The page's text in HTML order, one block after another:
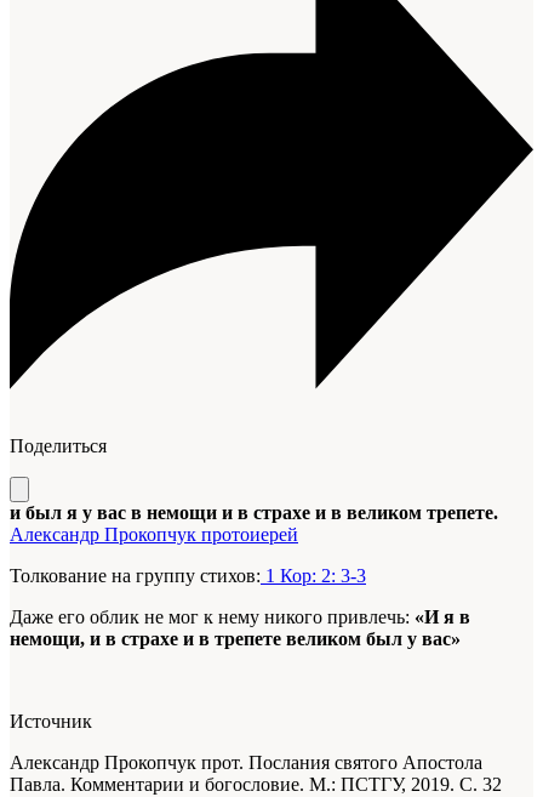
Поделиться
и был я у вас в немощи и в страхе и в великом трепете.
Александр Прокопчук протоиерей
Толкование на группу стихов: 1 Кор: 2: 3-3
Даже его облик не мог к нему никого привлечь: «И я в
немощи, и в страхе и в трепете великом был у вас»
Источник
Александр Прокопчук прот. Послания святого Апостола
Павла. Комментарии и богословие. М.: ПСТГУ, 2019. С. 32